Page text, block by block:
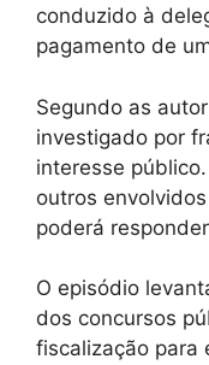
conduzido à
pagamento de
Segundo as
investigado por
interesse
outros
poderá
O episódio
dos concursos
fiscalização para